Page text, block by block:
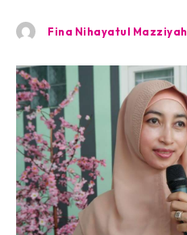
Fina Nihayatul Mazziyah